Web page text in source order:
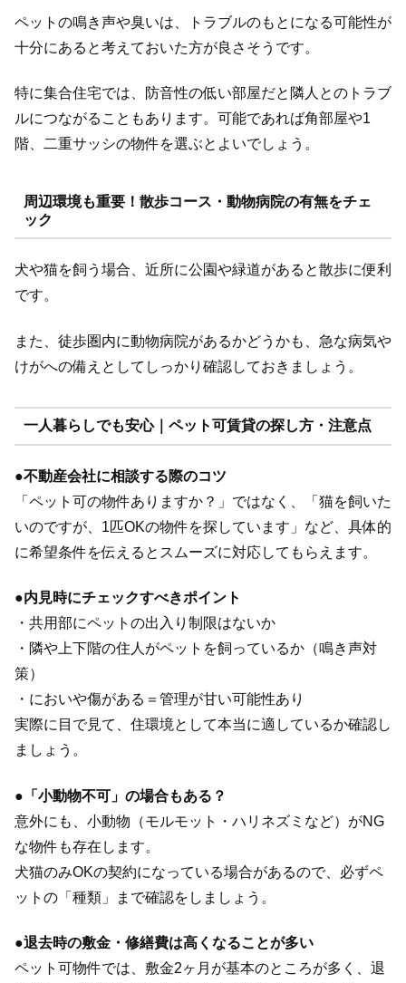
ペットの鳴き声や臭いは、トラブルのもとになる可能性が
十分にあると考えておいた方が良さそうです。
特に集合住宅では、防音性の低い部屋だと隣人とのトラブ
ルにつながることもあります。可能であれば角部屋や1
階、二重サッシの物件を選ぶとよいでしょう。
周辺環境も重要！散歩コース・動物病院の有無をチェ
ック
犬や猫を飼う場合、近所に公園や緑道があると散歩に便利
です。
また、徒歩圏内に動物病院があるかどうかも、急な病気や
けがへの備えとしてしっかり確認しておきましょう。
一人暮らしでも安心｜ペット可賃貸の探し方・注意点
●不動産会社に相談する際のコツ
「ペット可の物件ありますか？」ではなく、「猫を飼いた
いのですが、1匹OKの物件を探しています」など、具体的
に希望条件を伝えるとスムーズに対応してもらえます。
●内見時にチェックすべきポイント
・共用部にペットの出入り制限はないか
・隣や上下階の住人がペットを飼っているか（鳴き声対
策）
・においや傷がある＝管理が甘い可能性あり
実際に目で見て、住環境として本当に適しているか確認し
ましょう。
● 「小動物不可」の場合もある？
意外にも、小動物（モルモット・ハリネズミなど）がNG
な物件も存在します。
犬猫のみOKの契約になっている場合があるので、必ずペ
ットの「種類」まで確認をしましょう。
●退去時の敷金・修繕費は高くなることが多い
ペット可物件では、敷金2ヶ月が基本のところが多く、退